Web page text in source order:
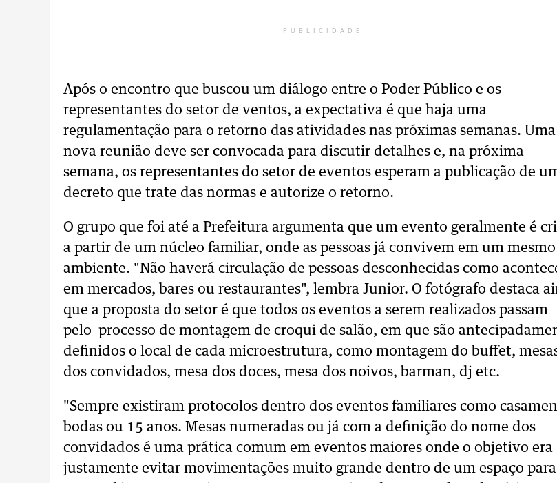
PUBLICIDADE
Após o encontro que buscou um diálogo entre o Poder Público e os
representantes do setor de ventos, a expectativa é que haja uma
regulamentação para o retorno das atividades nas próximas semanas. Uma
nova reunião deve ser convocada para discutir detalhes e, na próxima
semana, os representantes do setor de eventos esperam a publicação de
decreto que trate das normas e autorize o retorno.
O grupo que foi até a Prefeitura argumenta que um evento geralmente é
a partir de um núcleo familiar, onde as pessoas já convivem em um mesmo
ambiente. "Não haverá circulação de pessoas desconhecidas como
em mercados, bares ou restaurantes", lembra Junior. O fotógrafo destaca
que a proposta do setor é que todos os eventos a serem realizados passam
pelo processo de montagem de croqui de salão, em que são
definidos o local de cada microestrutura, como montagem do buffet,
dos convidados, mesa dos doces, mesa dos noivos, barman, dj etc.
"Sempre existiram protocolos dentro dos eventos familiares como
bodas ou 15 anos. Mesas numeradas ou já com a definição do nome dos
convidados é uma prática comum em eventos maiores onde o objetivo era
justamente evitar movimentações muito grande dentro de um espaço para